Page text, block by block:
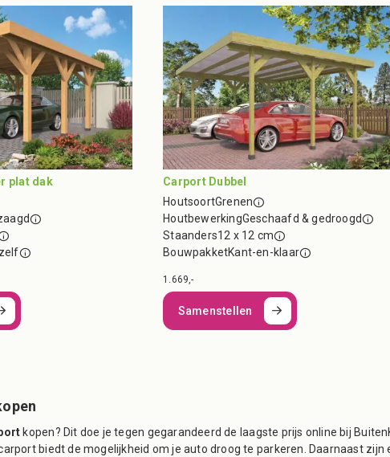
plat dak
Carport Dubbel
HoutsoortGrenen
HoutbewerkingGeschaafd & gedroogd
Staanders12 x 12 cm
BouwpakketKant-en-klaar
1.669,-
Samenstellen
kopen? Dit doe je tegen gegarandeerd de laagste prijs online bij
biedt de mogelijkheid om je auto droog te parkeren. Daarnaast